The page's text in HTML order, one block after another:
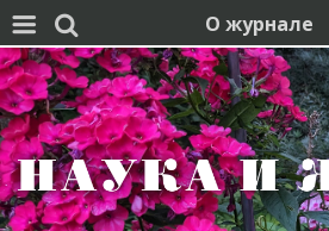
  О журнале